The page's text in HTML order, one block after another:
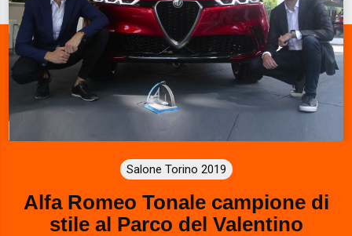
Salone Torino 2019
Alfa Romeo Tonale campione di
stile al Parco del Valentino